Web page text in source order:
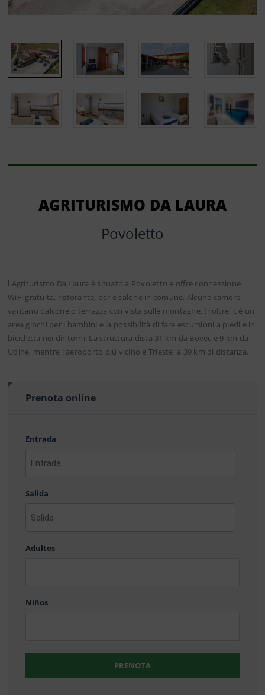
AGRITURISMO DA LAURA
Povoletto
l Agriturismo Da Laura è situato a Povoletto e offre connessione
WiFi gratuita, ristorante, bar e salone in comune. Alcune camere
vantano balcone o terrazza con vista sulle montagne. Inoltre, c è un
area giochi per i bambini e la possibilità di fare escursioni a piedi e in
bicicletta nei dintorni. La struttura dista 31 km da Bovec e 9 km da
Udine, mentre l aeroporto più vicino è Trieste, a 39 km di distanza.
Prenota online
Entrada
AAAA
MM
DD
Salida
AAAA
MM
Adultos
Niños
PRENOTA